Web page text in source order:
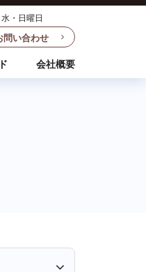
・日曜日
問い合わせ
会社概要